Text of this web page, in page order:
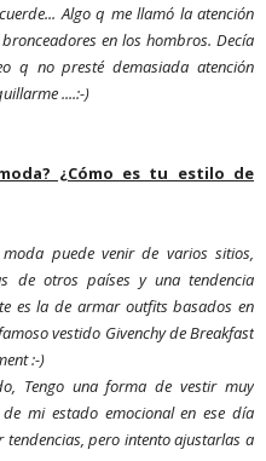
Algo q me llamó la atención
en los hombros. Decía
q no presté demasiada atención
....:-)
¿Cómo es tu estilo de
puede venir de varios sitios,
de otros países y una tendencia
es la de armar outfits basados en
vestido Givenchy deBreakfast
:-)
Tengo una forma de vestir muy
mi estado emocional en ese día
tendencias, pero intento ajustarlas a